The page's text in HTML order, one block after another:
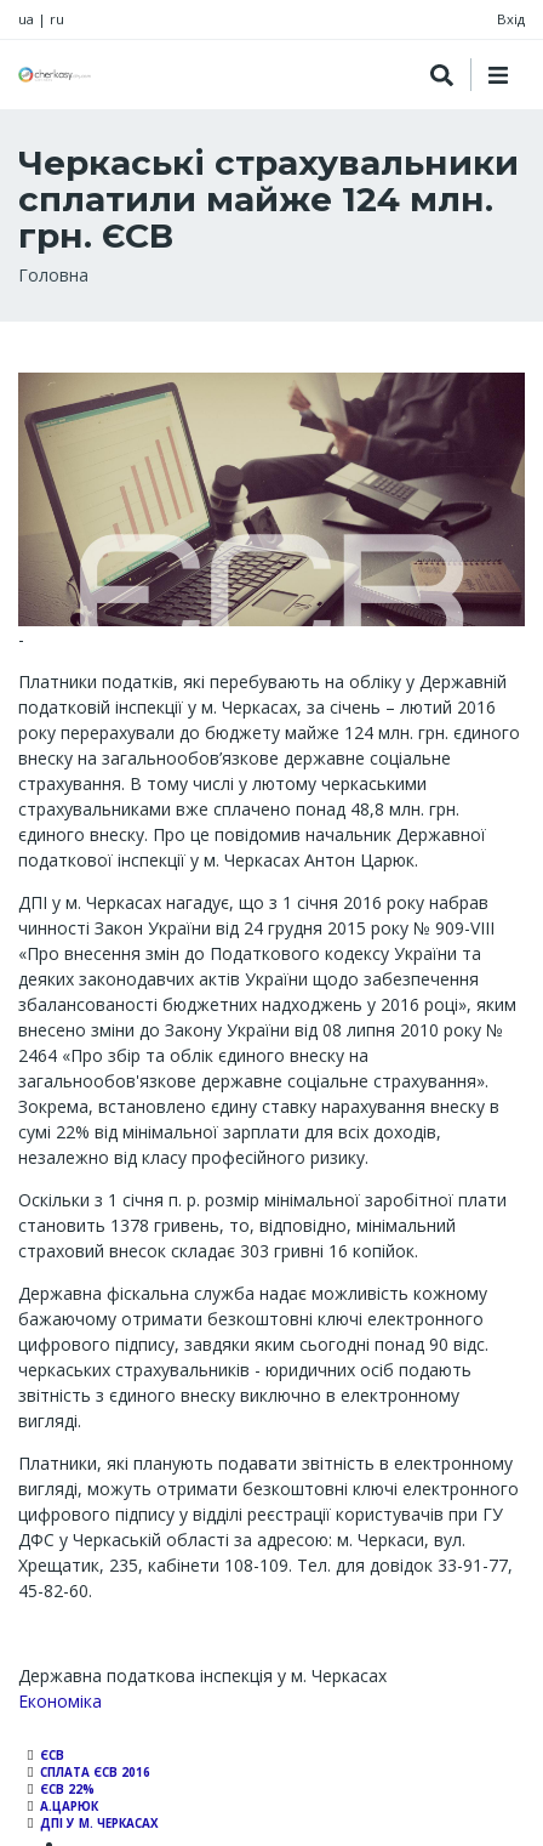
ua | ru Вхід
Черкаські страхувальники
сплатили майже 124 млн.
грн. ЄСВ
Рядок
Головна
-
Платники податків, які перебувають на обліку у Державній
податковій інспекції у м. Черкасах, за січень – лютий 2016
року перерахували до бюджету майже 124 млн. грн. єдиного
внеску на загальнообов’язкове державне соціальне
страхування. В тому числі у лютому черкаськими
страхувальниками вже сплачено понад 48,8 млн. грн.
єдиного внеску. Про це повідомив начальник Державної
податкової інспекції у м. Черкасах Антон Царюк.
ДПІ у м. Черкасах нагадує, що з 1 січня 2016 року набрав
чинності Закон України від 24 грудня 2015 року № 909-VIII
«Про внесення змін до Податкового кодексу України та
деяких законодавчих актів України щодо забезпечення
збалансованості бюджетних надходжень у 2016 році», яким
внесено зміни до Закону України від 08 липня 2010 року №
2464 «Про збір та облік єдиного внеску на
загальнообов'язкове державне соціальне страхування».
Зокрема, встановлено єдину ставку нарахування внеску в
сумі 22% від мінімальної зарплати для всіх доходів,
незалежно від класу професійного ризику.
Оскільки з 1 січня п. р. розмір мінімальної заробітної плати
становить 1378 гривень, то, відповідно, мінімальний
страховий внесок складає 303 гривні 16 копійок.
Державна фіскальна служба надає можливість кожному
бажаючому отримати безкоштовні ключі електронного
цифрового підпису, завдяки яким сьогодні понад 90 відс.
черкаських страхувальників - юридичних осіб подають
звітність з єдиного внеску виключно в електронному
вигляді.
Платники, які планують подавати звітність в електронному
вигляді, можуть отримати безкоштовні ключі електронного
цифрового підпису у відділі реєстрації користувачів при ГУ
ДФС у Черкаській області за адресою: м. Черкаси, вул.
Хрещатик, 235, кабінети 108-109. Тел. для довідок 33-91-77,
45-82-60.
Державна податкова інспекція у м. Черкасах
Економіка
ЄСВ
СПЛАТА ЄСВ 2016
ЄСВ 22%
А.ЦАРЮК
ДПІ У М. ЧЕРКАСАХ